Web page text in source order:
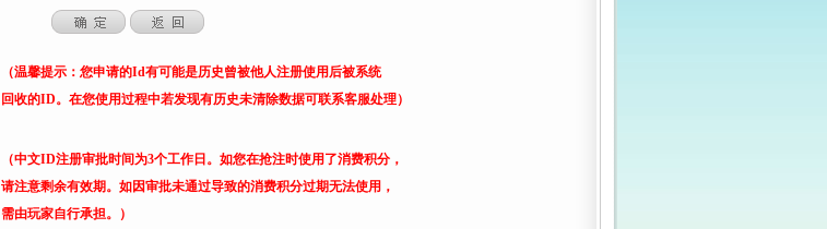
（温馨提示：您申请的Id有可能是历史曾被他人注册使用后被系统
回收的ID。在您使用过程中若发现有历史未清除数据可联系客服处理）
（中文ID注册审批时间为3个工作日。如您在抢注时使用了消费积分，
请注意剩余有效期。如因审批未通过导致的消费积分过期无法使用，
需由玩家自行承担。）